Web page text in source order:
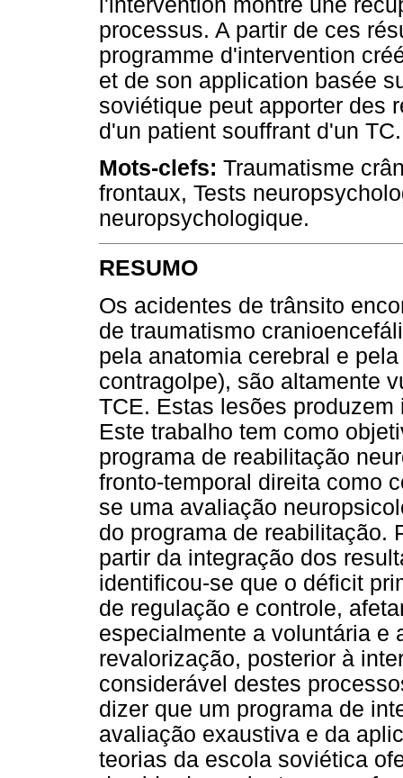
processus. A partir de ces
programme d'intervention
et de son application basée
soviétique peut apporter des
d'un patient souffrant d'un TC.
Mots-clefs: Traumatisme
frontaux, Tests
neuropsychologique.
RESUMO
Os acidentes de trânsito
de traumatismo
pela anatomia cerebral e
contragolpe), são altamente
TCE. Estas lesões
Este trabalho tem como
programa de reabilitação
fronto-temporal direita como
se uma avaliação
do programa de reabilitação.
partir da integração dos
identificou-se que o déficit
de regulação e controle,
especialmente a voluntária e
revalorização, posterior à
considerável destes
dizer que um programa de
avaliação exaustiva e da
teorias da escola soviética